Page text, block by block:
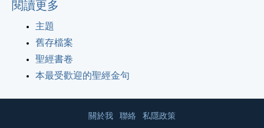
閱讀更多
主題
舊存檔案
聖經書卷
本最受歡迎的聖經金句
關於我 聯絡 私隱政策